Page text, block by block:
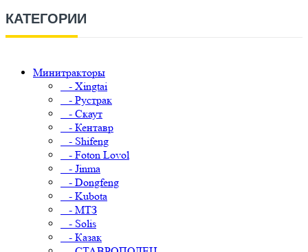
КАТЕГОРИИ
Минитракторы
- Xingtai
- Рустрак
- Скаут
- Кентавр
- Shifeng
- Foton Lovol
- Jinma
- Dongfeng
- Kubota
- МТЗ
- Solis
- Казак